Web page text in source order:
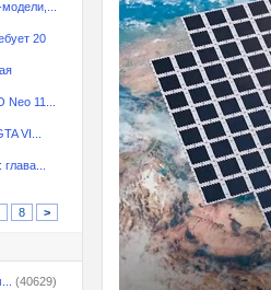
20
11...
VI...
8 >
(40629)